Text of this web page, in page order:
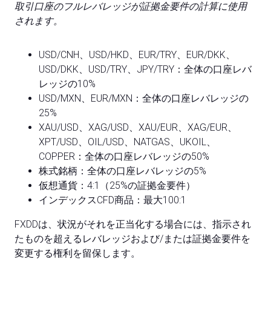
取引口座のフルレバレッジが証拠金要件の計算に使用
されます。
USD/CNH、USD/HKD、EUR/TRY、EUR/DKK、
USD/DKK、USD/TRY、JPY/TRY：全体の口座レバ
レッジの10%
USD/MXN、EUR/MXN：全体の口座レバレッジの
25%
XAU/USD、XAG/USD、XAU/EUR、XAG/EUR、
XPT/USD、OIL/USD、NATGAS、UKOIL、
COPPER：全体の口座レバレッジの50%
株式銘柄：全体の口座レバレッジの5%
仮想通貨：4:1（25%の証拠金要件）
インデックスCFD商品：最大100:1
FXDDは、状況がそれを正当化する場合には、指示され
たものを超えるレバレッジおよび/または証拠金要件を
変更する権利を留保します。